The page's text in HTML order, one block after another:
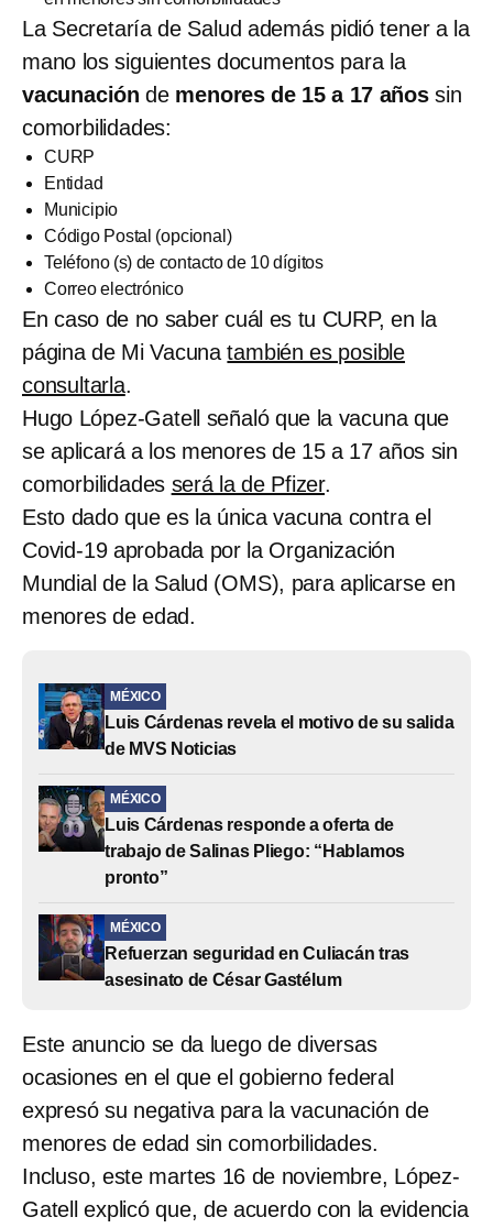
La Secretaría de Salud además pidió tener a la
mano los siguientes documentos para la
vacunaciónde menores de 15 a 17 añossin
comorbilidades:
CURP
Entidad
Municipio
Código Postal (opcional)
Teléfono (s) de contacto de 10 dígitos
Correo electrónico
En caso de no saber cuál es tu CURP, en la
página de Mi Vacunatambién es posible
consultarla.
Hugo López-Gatell señaló que la vacuna que
se aplicará a los menores de 15 a 17 años sin
comorbilidades será la de Pfizer.
Esto dado que es la única vacuna contra el
Covid-19 aprobada por la Organización
Mundial de la Salud (OMS), para aplicarse en
menores de edad.
MÉXICO
Luis Cárdenas revela el motivo de su salida
de MVS Noticias
MÉXICO
Luis Cárdenas responde a oferta de
trabajo de Salinas Pliego: “Hablamos
pronto”
MÉXICO
Refuerzan seguridad en Culiacán tras
asesinato de César Gastélum
Este anuncio se da luego de diversas
ocasiones en el que el gobierno federal
expresó su negativa para la vacunación de
menores de edad sin comorbilidades.
Incluso, este martes 16 de noviembre, López-
Gatell explicó que, de acuerdo con la evidencia